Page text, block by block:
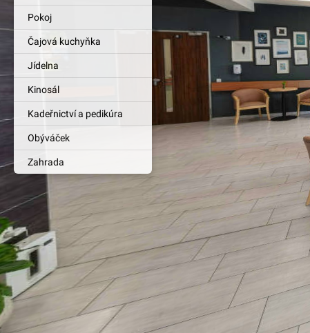
Pokoj
Čajová kuchyňka
Jídelna
Kinosál
Kadeřnictví a pedikúra
Obýváček
Zahrada